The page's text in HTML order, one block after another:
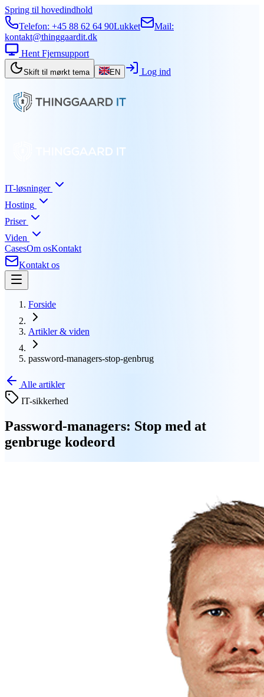
Spring til hovedindhold
Telefon: +45 88 62 64 90Lukket
Mail:
kontakt@thinggaardit.dk
Hent Fjernsupport
Skift til mørkt tema EN Log ind
IT-løsninger
Hosting
Priser
Viden
CasesOm osKontakt
Kontakt os
Forside
Artikler & viden
password-managers-stop-genbrug
Alle artikler
IT-sikkerhed
Password-managers: Stop med at
genbruge kodeord